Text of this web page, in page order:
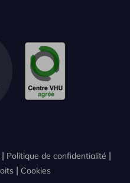
Politique de confidentialité
Cookies